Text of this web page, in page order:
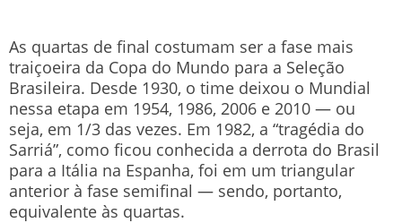
As quartas de final costumam ser a fase mais
traiçoeira da Copa do Mundo para a Seleção
Brasileira. Desde 1930, o time deixou o Mundial
nessa etapa em 1954, 1986, 2006 e 2010 — ou
seja, em 1/3 das vezes. Em 1982, a “tragédia do
Sarriá”, como ficou conhecida a derrota do Brasil
para a Itália na Espanha, foi em um triangular
anterior à fase semifinal — sendo, portanto,
equivalente às quartas.